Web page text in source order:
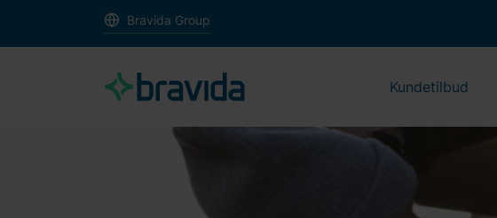
Bravida Group
Kundetilbud